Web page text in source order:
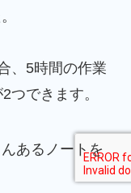
、5時間の作業
つできます。
あるノートを